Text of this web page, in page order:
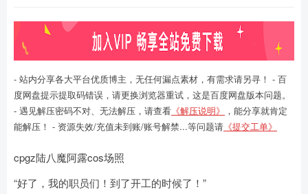
- 站内分享各大平台优质博主，无任何漏点素材，有需求请另寻！ - 百
度网盘提示提取码错误，请更换浏览器重试，这是百度网盘版本问题。
- 遇见解压密码不对、无法解压，请查看 《解压说明》
，能分享就肯定
能解压！ - 资源失效/充值未到账/账号解禁...等问题请 《提交工单》
cpgz陆八魔阿露cos场照
“好了，我的职员们！到了开工的时候了！”